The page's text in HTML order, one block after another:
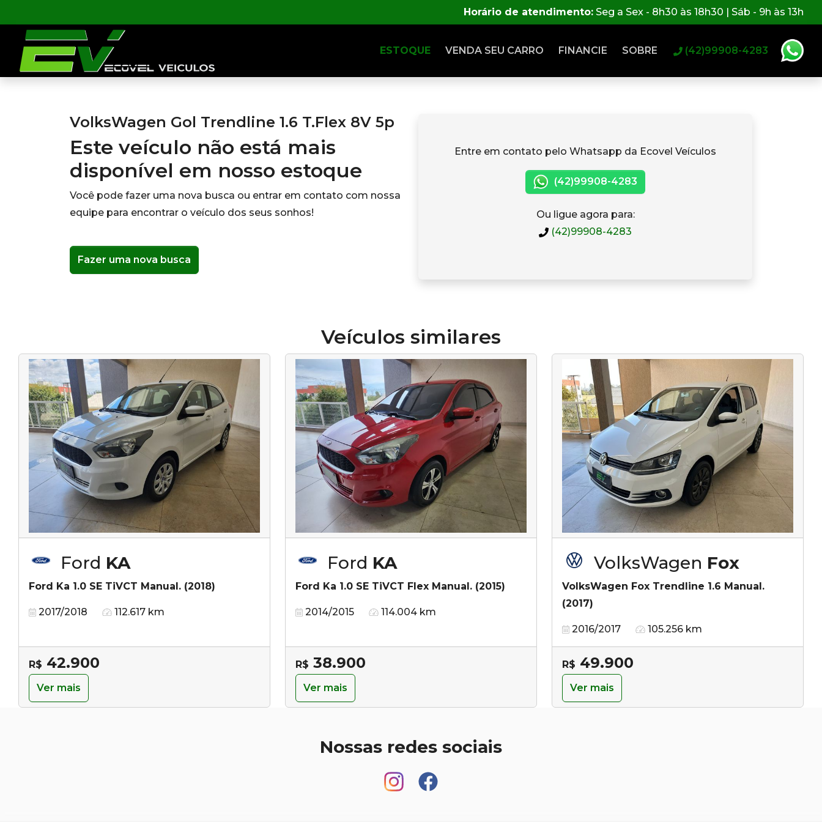
Horário de atendimento: Seg a Sex - 8h30 às 18h30 | Sáb - 9h às 13h
ESTOQUE VENDA SEU CARRO FINANCIE SOBRE (42)99908-4283
VolksWagen Gol Trendline 1.6 T.Flex 8V 5p
Este veículo não está mais
disponível em nosso estoque
Você pode fazer uma nova busca ou entrar em contato com nossa
equipe para encontrar o veículo dos seus sonhos!
Fazer uma nova busca
Entre em contato pelo Whatsapp da Ecovel Veículos
(42)99908-4283
Ou ligue agora para:
(42)99908-4283
Veículos similares
Ford KA
Ford Ka 1.0 SE TiVCT Manual. (2018)
2017/2018 112.617 km
R$ 42.900
Ver mais
Ford KA
Ford Ka 1.0 SE TiVCT Flex Manual. (2015)
2014/2015 114.004 km
R$ 38.900
Ver mais
VolksWagen Fox
VolksWagen Fox Trendline 1.6 Manual.
(2017)
2016/2017 105.256 km
R$ 49.900
Ver mais
Nossas redes sociais